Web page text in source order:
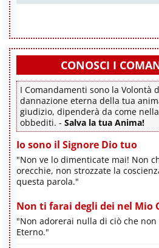
CONOSCI I
I Comandamenti sono la Volontà
dannazione eterna della tua
giudizio, dipenderà da come
obbediti. - Salva la tua Anima!
Io sono il Signore Dio tuo
"Non ve lo dimenticate mai! Non
orecchie, non strozzate la
questa parola."
Non ti farai degli dei nel Mio
"Non adorerai nulla di ciò che non
Eterno."